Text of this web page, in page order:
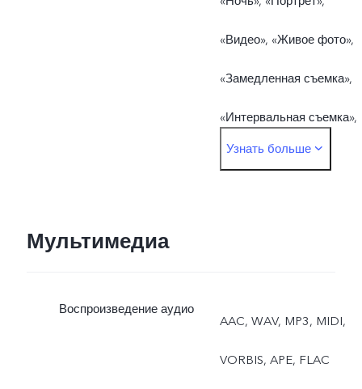
«Видео», «Живое фото»,
«Замедленная съемка»,
«Интервальная съемка»,
«Режим Pro»,
Узнать больше
Мультимедиа
Воспроизведение аудио
AAC, WAV, MP3, MIDI,
VORBIS, APE, FLAC